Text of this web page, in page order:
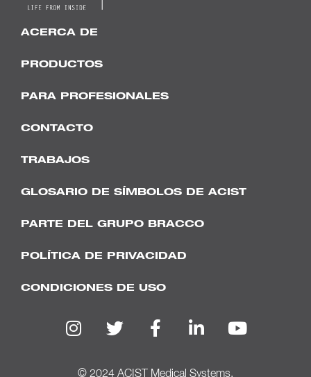
ACERCA DE
PRODUCTOS
PARA PROFESIONALES
CONTACTO
TRABAJOS
GLOSARIO DE SÍMBOLOS DE ACIST
PARTE DEL GRUPO BRACCO
POLÍTICA DE PRIVACIDAD
CONDICIONES DE USO
© 2024 ACIST Medical Systems.